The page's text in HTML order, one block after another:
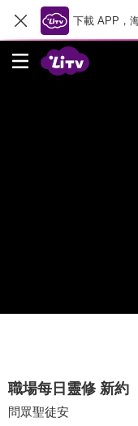
下載 APP，
職場每日靈修 新約
問眾聖徒安